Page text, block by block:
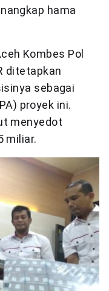
hama
Kombes Pol
ditetapkan
sebagai
proyek ini.
menyedot
miliar.